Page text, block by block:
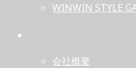
WINWIN STYLE
会社概要